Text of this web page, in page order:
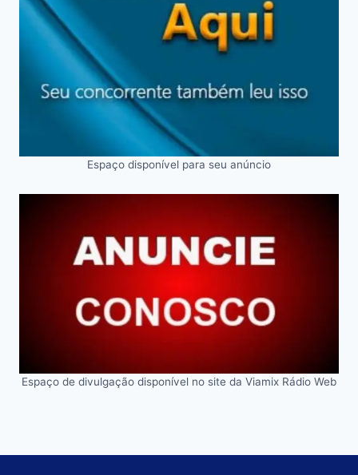
Espaço disponível para seu anúncio
Espaço de divulgação disponível no site da Viamix Rádio Web